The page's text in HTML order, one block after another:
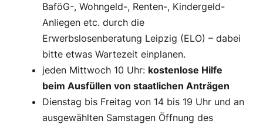
BaföG-, Wohngeld-, Renten-, Kindergeld-
Anliegen etc. durch die
Erwerbslosenberatung Leipzig (ELO) – dabei
bitte etwas Wartezeit einplanen.
jeden Mittwoch 10 Uhr: kostenlose Hilfe
beim Ausfüllen von staatlichen Anträgen
Dienstag bis Freitag von 14 bis 19 Uhr und an
ausgewählten Samstagen Öffnung des